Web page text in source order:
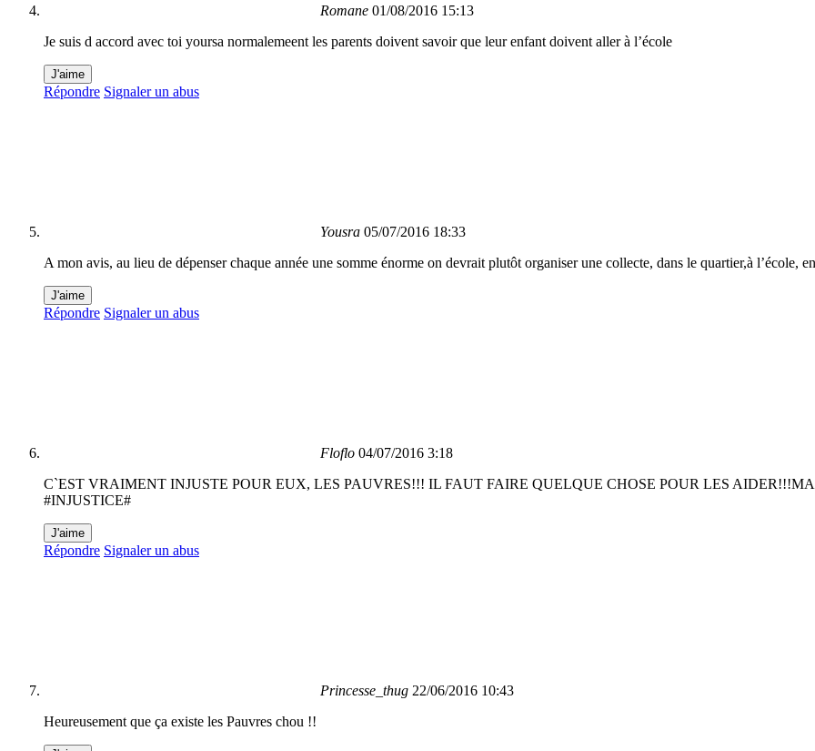
Romane 01/08/2016 15:13
Je suis d accord avec toi yoursa normalemeent les parents doivent savoir que leur enfant doivent aller à l’école
J'aime
Répondre Signaler un abus
Yousra 05/07/2016 18:33
A mon avis, au lieu de dépenser chaque année une somme énorme on devrait plutôt organiser une collecte, dans le quartier,à
J'aime
Répondre Signaler un abus
Floflo 04/07/2016 3:18
C`EST VRAIMENT INJUSTE POUR EUX, LES PAUVRES!!! IL FAUT FAIRE QUELQUE CHOSE POUR LES
#INJUSTICE#
J'aime
Répondre Signaler un abus
Princesse_thug 22/06/2016 10:43
Heureusement que ça existe les Pauvres chou !!